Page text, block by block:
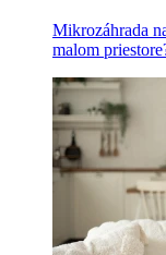
Mikrozáhrada
malom